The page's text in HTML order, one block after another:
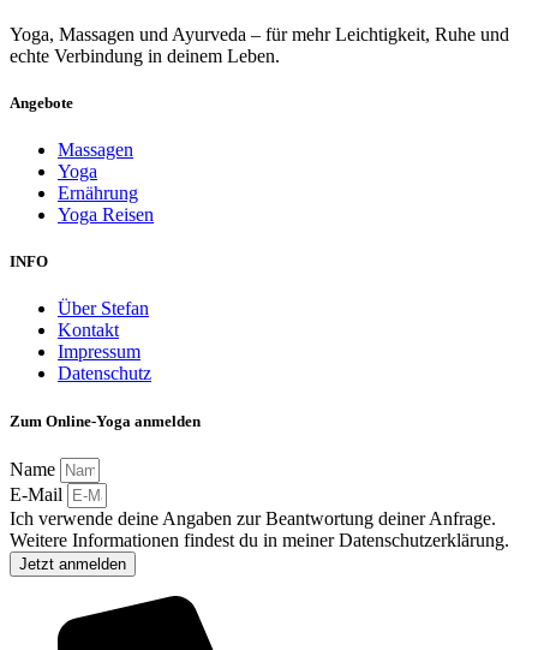
Yoga, Massagen und Ayurveda – für mehr Leichtigkeit, Ruhe und
echte Verbindung in deinem Leben.
Angebote
Massagen
Yoga
Ernährung
Yoga Reisen
INFO
Über Stefan
Kontakt
Impressum
Datenschutz
Zum Online-Yoga anmelden
Name
E-Mail
Ich verwende deine Angaben zur Beantwortung deiner Anfrage.
Weitere Informationen findest du in meiner Datenschutzerklärung.
Jetzt anmelden